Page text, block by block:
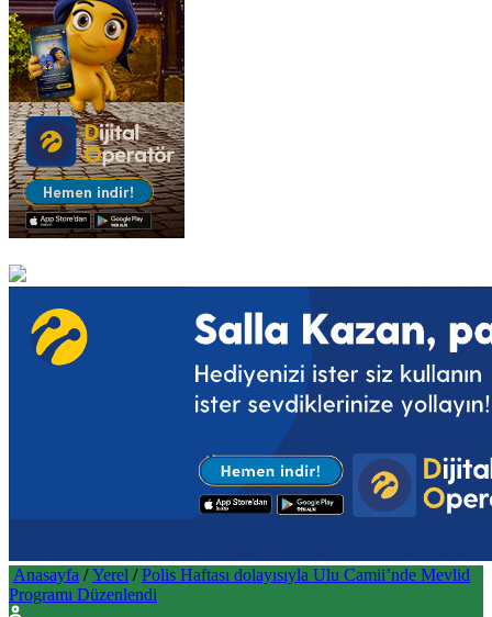
Anasayfa / Yerel / Polis Haftası dolayısıyla Ulu Camii’nde Mevlid
Programı Düzenlendi